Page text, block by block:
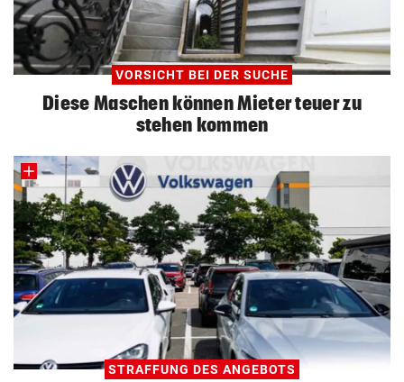
VORSICHT BEI DER SUCHE
Diese Maschen können Mieter teuer zu
stehen kommen
STRAFFUNG DES ANGEBOTS